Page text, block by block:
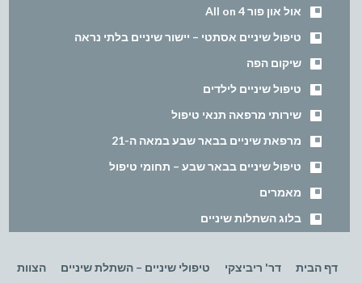
אול און פור All on 4
טיפול שיניים אסתטי – יישור שיניים בלתי נראה
שיקום הפה
טיפול שיניים לילדים
שירותי מרפאה תנאי טיפול
מרפאת שיניים בבאר שבע במאה ה-21
טיפול שיניים בבאר שבע – תחומי טיפול
מאמרים
בלוג השתלות שיניים
דף הבית דר' ריביצקי טיפולי שיניים – השתלת שיניים הצוות